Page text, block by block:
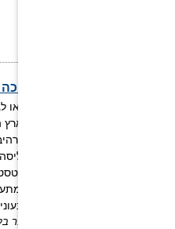
אליסה בארץ הפלאות – חנוכה 2026
כפר